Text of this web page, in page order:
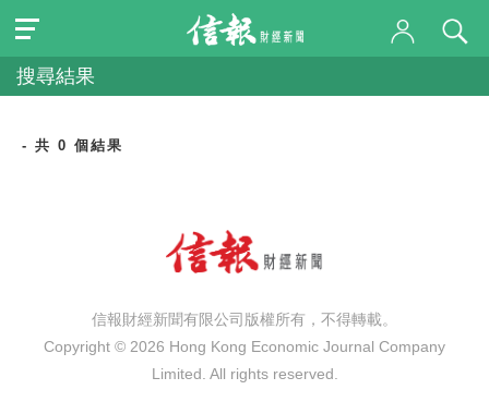
搜尋結果
- 共 0 個結果
信報財經新聞有限公司版權所有，不得轉載。
Copyright © 2026 Hong Kong Economic Journal Company
Limited. All rights reserved.